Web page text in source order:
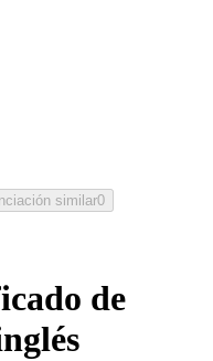
similar0
de